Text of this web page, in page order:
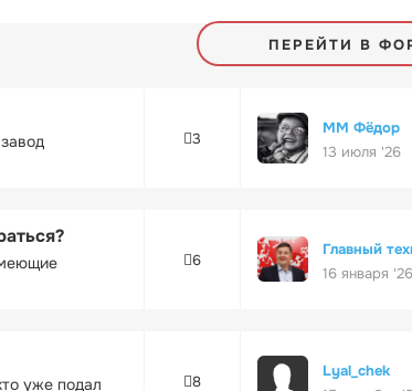
ПЕРЕЙТИ В
3
ММ Фёдор
13 июля '26
6
Главный
16 января '26
уже подал 8
Lyal_chek